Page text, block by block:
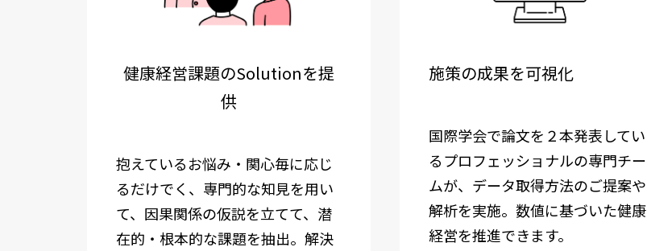
健康経営課題のSolutionを提
供
抱えているお悩み・関心毎に応じ
るだけでく、専門的な知見を用い
て、 因果関係の仮説を立てて、潜
在的・根本的な課題を抽出。解決
施策の成果を可視化
国際学会で論文を２本発表してい
るプロフェッショナルの専門チー
ムが、データ取得方法のご提案や
解析を実施。数値に基づいた健康
経営を推進できます。